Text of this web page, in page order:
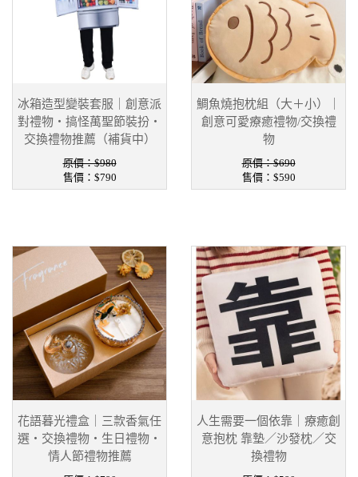
冰箱造型變裝套服｜創意派
對禮物・搞怪萬聖節裝扮・
交換禮物推薦（補貨中）
原價：$980
售價： $790
鯛魚燒抱枕組（大＋小）｜
創意可愛療癒禮物/交換禮
物
原價：$690
售價： $590
花語暮光禮盒｜三款香氣任
選・交換禮物・生日禮物・
情人節禮物推薦
人生需要一個依靠｜療癒創
意抱枕 靠墊／沙發枕／交
換禮物